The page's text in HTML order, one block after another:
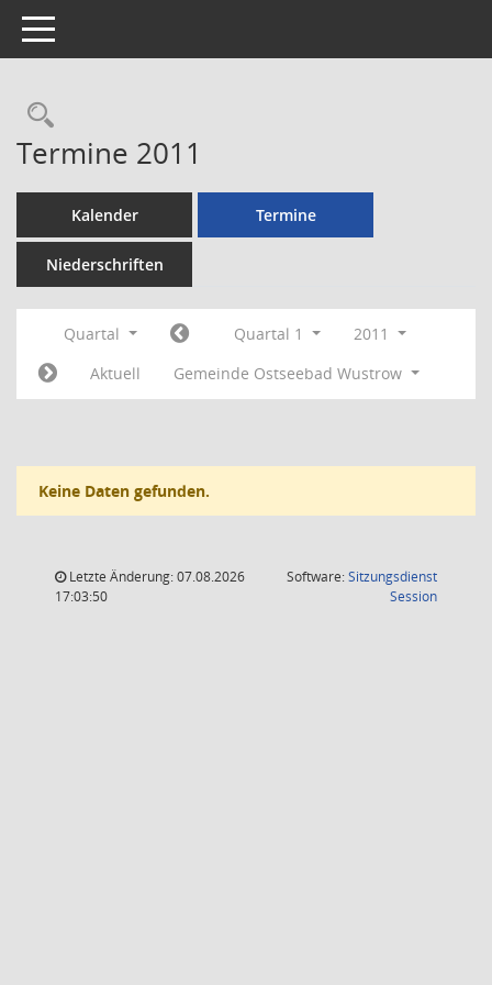
Toggle navigation
Rechercheauswahl
Termine 2011
Kalender Termine
Niederschriften
Quartal Quartal 1
2011
Aktuell
Gemeinde Ostseebad Wustrow
Keine Daten gefunden.
Letzte Änderung: 07.08.2026
17:03:50
Software:Sitzungsdienst
Session(Wird in